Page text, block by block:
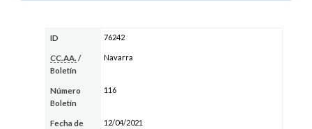
ID 76242
CC.AA. /
Boletín
Navarra
Número
Boletín
116
Fecha de
12/04/2021